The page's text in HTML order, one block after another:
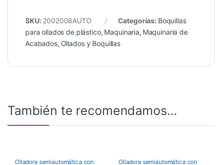
SKU: 2002008AUTO Categorías: Boquillas
para ollados de plástico, Maquinaria, Maquinaria de
Acabados, Ollados y Boquillas
También te recomendamos…
Olladora semiautomática con
Olladora semiautomática con